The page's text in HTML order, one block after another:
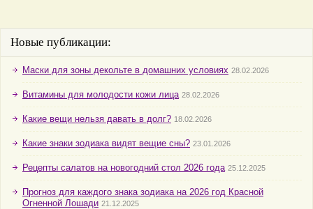
Новые публикации:
Маски для зоны декольте в домашних условиях 28.02.2026
Витамины для молодости кожи лица 28.02.2026
Какие вещи нельзя давать в долг? 18.02.2026
Какие знаки зодиака видят вещие сны? 23.01.2026
Рецепты салатов на новогодний стол 2026 года 25.12.2025
Прогноз для каждого знака зодиака на 2026 год Красной
Огненной Лошади 21.12.2025